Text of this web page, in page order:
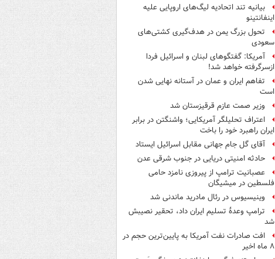
بیانیه تند اتحادیه لیگ‌های اروپایی علیه
اینفانتینو
تحول بزرگ یمن در هدف‌گیری کشتی‌های
سعودی
آمریکا: گفتگوهای لبنان و اسرائیل فردا
ازسرگرفته خواهد شد!
تفاهم ایران و عمان در آستانه نهایی شدن
است
وزیر صمت عازم قرقیزستان شد
اعتراف تحلیلگر آمریکایی؛ واشنگتن در برابر
ایران راهبرد خود را باخت
آقای گل جام جهانی مقابل اسرائیل ایستاد
حادثه امنیتی دریایی در جنوب شرقی عدن
عصبانیت ترامپ از پیروزی نامزد حامی
فلسطین در میشیگان
وینیسیوس در رئال مادرید ماندنی شد
ترامپ وعدۀ تسلیم ایران داد، تحقیر نصیبش
شد
افت صادرات نفت آمریکا به پایین‌ترین حجم در
۸ ماه اخیر